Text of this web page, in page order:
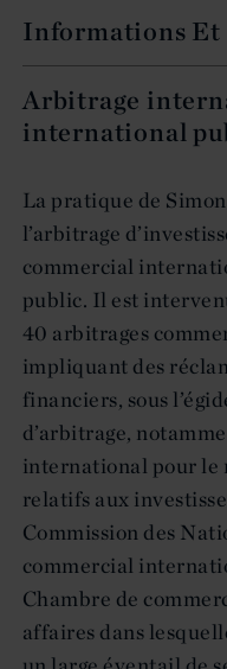
Arbitrage
international
La pratique de
l’arbitrage
commercial
public. Il est
40 arbitrages
impliquant des
financiers, sous
d’arbitrage,
international pour le
relatifs aux
Commission des
commercial
Chambre de
affaires dans
Informations Et